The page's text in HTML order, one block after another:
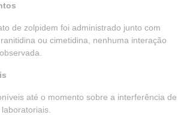
de zolpidem foi administrado junto com
ou cimetidina, nenhuma interação
até o momento sobre a interferência de